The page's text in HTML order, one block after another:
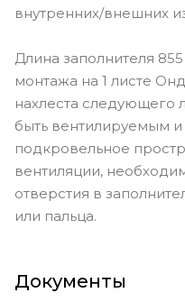
внутренних/внешних
Длина заполнителя
монтажа на 1 листе
нахлеста следующего
быть вентилируемым
подкровельное
вентиляции,
отверстия в
или пальца.
Документы